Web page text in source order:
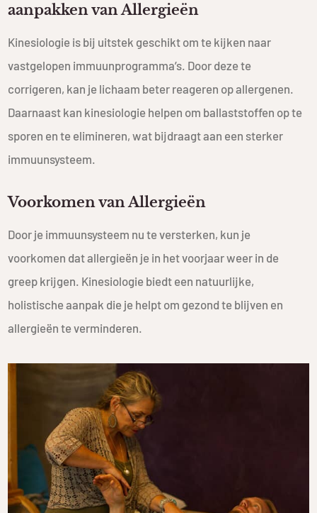
aanpakken van Allergieën
Kinesiologie is bij uitstek geschikt om te kijken naar
vastgelopen immuunprogramma’s. Door deze te
corrigeren, kan je lichaam beter reageren op allergenen.
Daarnaast kan kinesiologie helpen om ballaststoffen op te
sporen en te elimineren, wat bijdraagt aan een sterker
immuunsysteem.
Voorkomen van Allergieën
Door je immuunsysteem nu te versterken, kun je
voorkomen dat allergieën je in het voorjaar weer in de
greep krijgen. Kinesiologie biedt een natuurlijke,
holistische aanpak die je helpt om gezond te blijven en
allergieën te verminderen.